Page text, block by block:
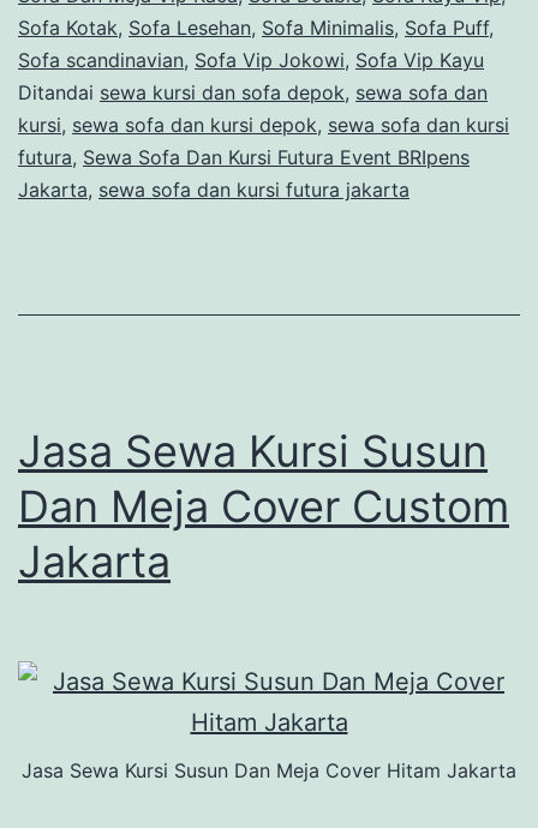
Sofa Kotak, Sofa Lesehan, Sofa Minimalis, Sofa Puff,
Sofa scandinavian, Sofa Vip Jokowi, Sofa Vip Kayu
Ditandai sewa kursi dan sofa depok, sewa sofa dan
kursi, sewa sofa dan kursi depok, sewa sofa dan kursi
futura, Sewa Sofa Dan Kursi Futura Event BRIpens
Jakarta, sewa sofa dan kursi futura jakarta
Jasa Sewa Kursi Susun
Dan Meja Cover Custom
Jakarta
Jasa Sewa Kursi Susun Dan Meja Cover Hitam Jakarta